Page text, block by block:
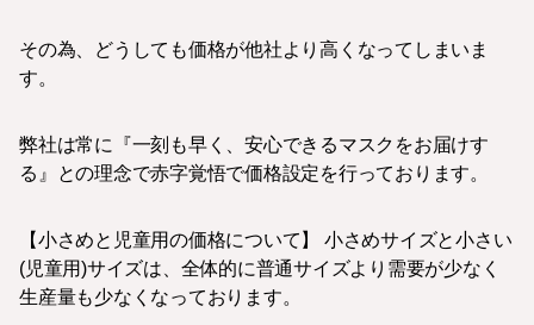
その為、どうしても価格が他社より高くなってしまいま
す。
弊社は常に『一刻も早く、安心できるマスクをお届けす
る』との理念で赤字覚悟で価格設定を行っております。
【小さめと児童用の価格について】 小さめサイズと小さい
(児童用)サイズは、全体的に普通サイズより需要が少なく
生産量も少なくなっております。